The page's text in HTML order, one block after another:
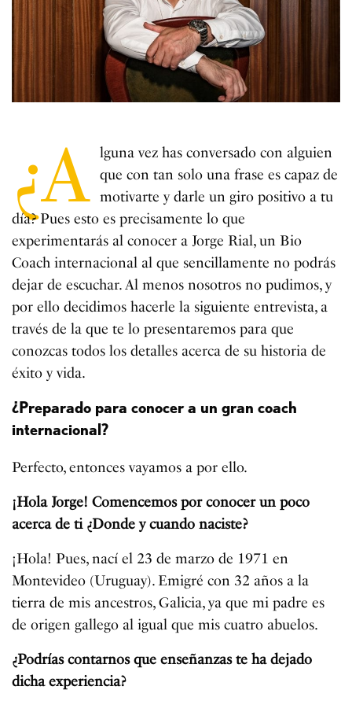
¿A lguna vez has conversado con alguien
que con tan solo una frase es capaz de
motivarte y darle un giro positivo a tu
día? Pues esto es precisamente lo que
experimentarás al conocer a Jorge Rial, un Bio
Coach internacional al que sencillamente no podrás
dejar de escuchar. Al menos nosotros no pudimos, y
por ello decidimos hacerle la siguiente entrevista, a
través de la que te lo presentaremos para que
conozcas todos los detalles acerca de su historia de
éxito y vida.
¿Preparado para conocer a un gran coach
internacional?
Perfecto, entonces vayamos a por ello.
¡Hola Jorge! Comencemos por conocer un poco
acerca de ti ¿Donde y cuando naciste?
¡Hola! Pues, nací el 23 de marzo de 1971 en
Montevideo (Uruguay). Emigré con 32 años a la
tierra de mis ancestros, Galicia, ya que mi padre es
de origen gallego al igual que mis cuatro abuelos.
¿Podrías contarnos que enseñanzas te ha dejado
dicha experiencia?